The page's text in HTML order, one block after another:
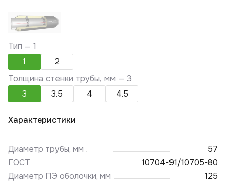
Тип —1
1
2
Толщина стенки трубы, мм —3
3
3.5 4 4.5
Характеристики
Диаметр трубы, мм
57
ГОСТ
10704-91/10705-80
Диаметр ПЭ оболочки, мм
125